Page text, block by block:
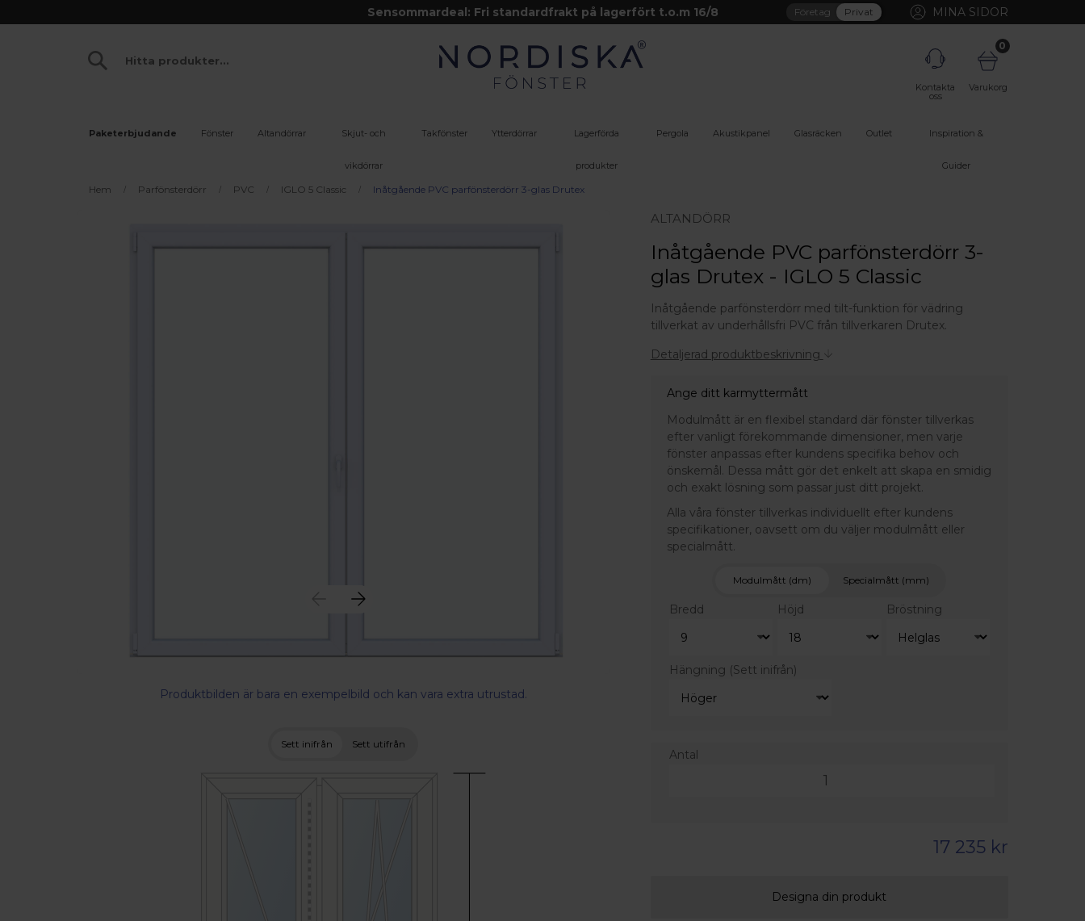
Sensommardeal: Fri standardfrakt på lagerfört t.o.m 16/8 Företag Privat MINA SIDOR
Kontakta
oss
0
Varukorg
Paketerbjudande Fönster Altandörrar Skjut- och
vikdörrar
Takfönster Ytterdörrar Lagerförda
produkter
Pergola Akustikpanel Glasräcken Outlet Inspiration &
Guider
Hem Parfönsterdörr PVC IGLO 5 Classic Inåtgående PVC parfönsterdörr 3-glas Drutex
Produktbilden är bara en exempelbild och kan vara extra utrustad.
Sett inifrån Sett utifrån
ALTANDÖRR
Inåtgående PVC parfönsterdörr 3-
glas Drutex - IGLO 5 Classic
Inåtgående parfönsterdörr med tilt-funktion för vädring
tillverkat av underhållsfri PVC från tillverkaren Drutex.
Detaljerad produktbeskrivning
Ange ditt karmyttermått
Modulmått är en flexibel standard där fönster tillverkas
efter vanligt förekommande dimensioner, men varje
fönster anpassas efter kundens specifika behov och
önskemål. Dessa mått gör det enkelt att skapa en smidig
och exakt lösning som passar just ditt projekt.
Alla våra fönster tillverkas individuellt efter kundens
specifikationer, oavsett om du väljer modulmått eller
specialmått.
Modulmått (dm) Specialmått (mm)
Bredd Höjd Bröstning
Hängning (Sett inifrån)
Antal
17 235 kr
Designa din produkt